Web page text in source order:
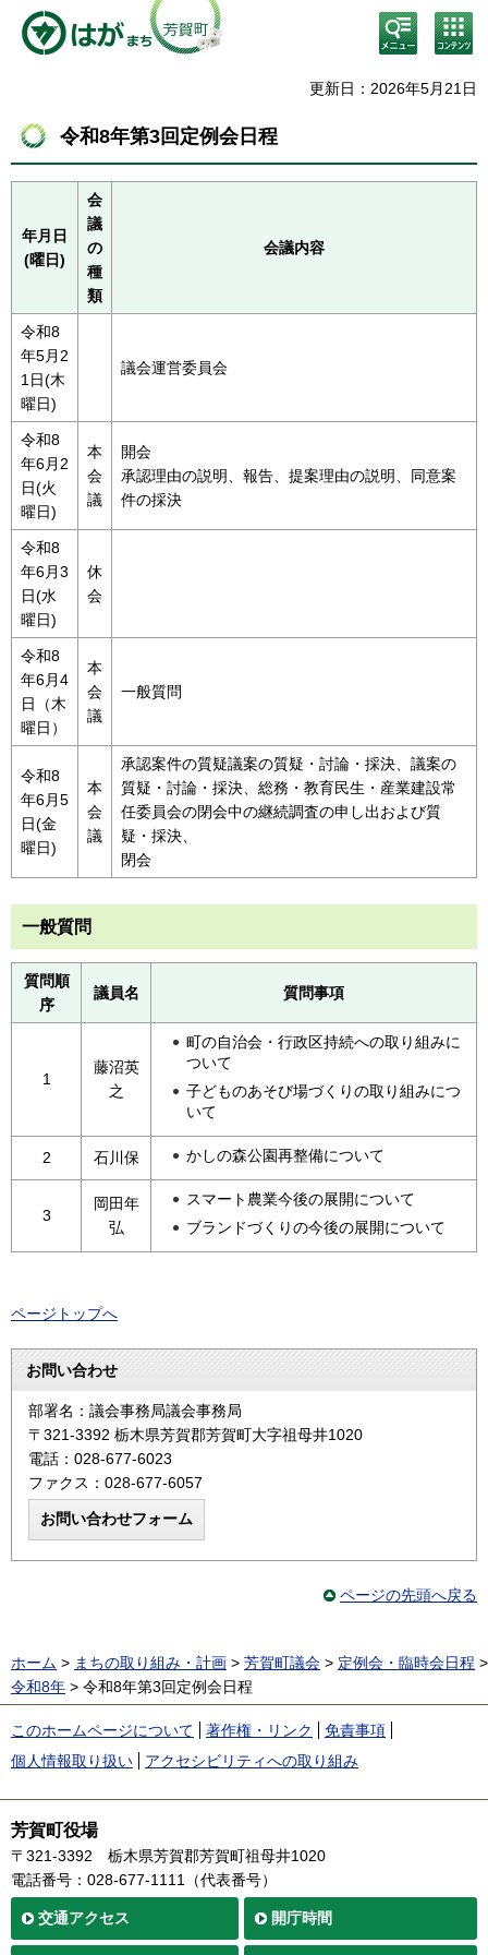
検
索・
メニ
コン
テン
ニュ
更新日：2026年5月21日
令和8年第3回定例会日程
年月日
(曜日)
会
議
の
種
類
会議内容
令和8
年5月2
1日(木
曜日)
議会運営委員会
令和8
年6月2
日(火
曜日)
本
会
議
開会
承認理由の説明、報告、提案理由の説明、同意案
件の採決
令和8
年6月3
日(水
曜日)
休
会
令和8
年6月4
日（木
曜日）
本
会
議
一般質問
令和8
年6月5
日(金
曜日)
本
会
議
承認案件の質疑議案の質疑・討論・採決、議案の
質疑・討論・採決、総務・教育民生・産業建設常
任委員会の閉会中の継続調査の申し出および質
疑・採決、
閉会
一般質問
質問順
序
議員名 質問事項
1
藤沼英
之
町の自治会・行政区持続への取り組みに
ついて
子どものあそび場づくりの取り組みにつ
いて
2 石川保 かしの森公園再整備について
3
岡田年
弘
スマート農業今後の展開について
ブランドづくりの今後の展開について
ページトップへ
お問い合わせ
部署名：議会事務局議会事務局
〒321-3392 栃木県芳賀郡芳賀町大字祖母井1020
電話：028-677-6023
ファクス：028-677-6057
ページの先頭へ戻る
ホーム > まちの取り組み・計画 > 芳賀町議会 > 定例会・臨時会日程 >
令和8年 > 令和8年第3回定例会日程
このホームページについて 著作権・リンク
免責事項
個人情報取り扱い
アクセシビリティへの取り組み
芳賀町役場
〒321-3392
栃木県芳賀郡芳賀町祖母井1020
電話番号：028-677-1111（代表番号）
交通アクセス 開庁時間